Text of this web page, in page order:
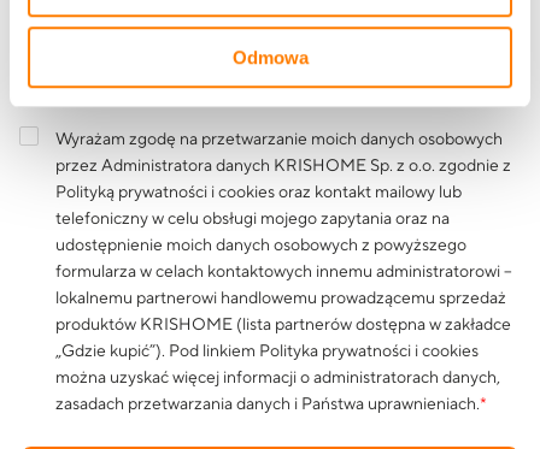
Odmowa
Wyrażam zgodę na przetwarzanie moich danych osobowych
przez Administratora danych KRISHOME Sp. z o.o. zgodnie z
Polityką prywatności i cookiesoraz kontakt mailowy lub
telefoniczny w celu obsługi mojego zapytania oraz na
udostępnienie moich danych osobowych z powyższego
formularza w celach kontaktowych innemu administratorowi –
lokalnemu partnerowi handlowemu prowadzącemu sprzedaż
produktów KRISHOME (lista partnerów dostępna w zakładce
„Gdzie kupić”). Pod linkiem Polityka prywatności i cookies
można uzyskać więcej informacji o administratorach danych,
zasadach przetwarzania danych i Państwa uprawnieniach.*